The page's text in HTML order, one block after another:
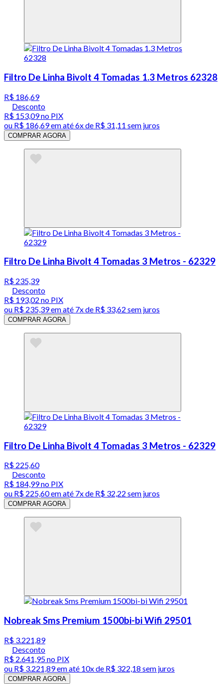
Filtro De Linha Bivolt 4 Tomadas 1.3 Metros 62328
R$ 186,69
Desconto
R$ 153,09no PIX
ou R$ 186,69em até6x de R$ 31,11 sem juros
COMPRAR AGORA
Filtro De Linha Bivolt 4 Tomadas 3 Metros - 62329
R$ 235,39
Desconto
R$ 193,02 no PIX
ou R$ 235,39em até 7x de R$ 33,62 sem juros
COMPRAR AGORA
Filtro De Linha Bivolt 4 Tomadas 3 Metros - 62329
R$ 225,60
Desconto
R$ 184,99no PIX
ou R$ 225,60em até 7x de R$ 32,22 sem juros
COMPRAR AGORA
Nobreak Sms Premium 1500bi-bi Wifi 29501
R$ 3.221,89
Desconto
R$ 2.641,95no PIX
ou R$ 3.221,89em até 10x de R$ 322,18 sem juros
COMPRAR AGORA